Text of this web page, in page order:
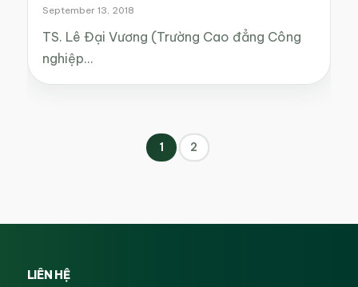
September 13, 2018
TS. Lê Đại Vương (Trường Cao đẳng Công
nghiệp…
1 2
LIÊN HỆ